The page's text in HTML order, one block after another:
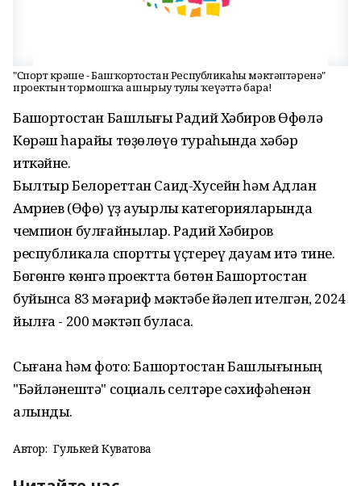
"Спорт көрәше - Башҡортостан Республикаһы мәктәптәренә"
проектын тормошҡа ашырыу тулы ҡеүәттә бара!
Башҡортостан Башлығы Радий Хәбиров Өфөлә
Көрәш һарайы төҙөлөүө тураһында хәбәр
иткәйне.
Былтыр Белореттан Саид-Хусейн һәм Адлан
Амриев (Өфө) үҙ ауырлыҡ категорияларында
чемпион булғайнылар. Радий Хәбиров
республикала спортты үҫтереү дауам итә тине.
Бөгөнгө көнгә проектта бөтөн Башҡортостан
буйынса 83 мәғариф мәктәбе йәлеп ителгән, 2024
йылға - 200 мәктәп буласаҡ.
Сығанаҡ һәм фото: Башҡортостан Башлығының
"Бәйләнештә" социаль селтәре сәхифәһенән
алынды.
Автор: Гулькей Куватова